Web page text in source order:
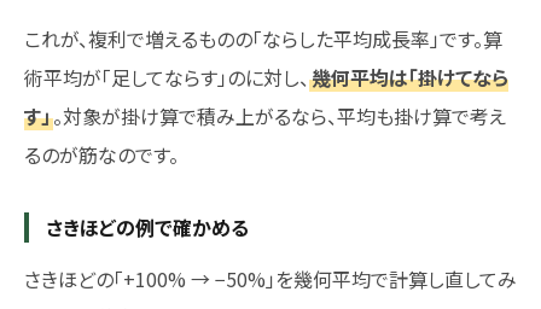
これが、複利で増えるものの「ならした平均成長率」です。算
術平均が「足してならす」のに対し、幾何平均は「掛けてなら
す」。対象が掛け算で積み上がるなら、平均も掛け算で考え
るのが筋なのです。
さきほどの例で確かめる
さきほどの「+100% → −50%」を幾何平均で計算し直してみ